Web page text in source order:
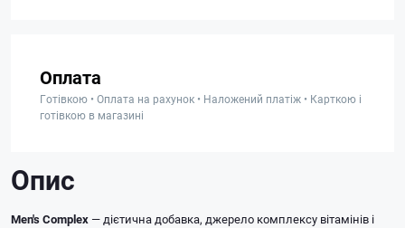
Оплата
Готівкою • Оплата на рахунок • Наложений платіж • Карткою і
готівкою в магазині
Опис
Men's Complex — дієтична добавка, джерело комплексу вітамінів і